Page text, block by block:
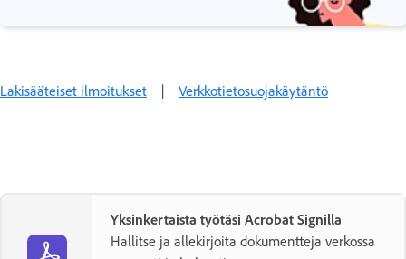
Lakisääteiset ilmoitukset Verkkotietosuojakäytäntö
Yksinkertaista työtäsi Acrobat Signilla
Hallitse ja allekirjoita dokumentteja verkossa